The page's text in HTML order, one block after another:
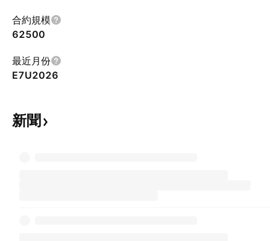
合約規模
62500
最近月份
E7U2026
新聞